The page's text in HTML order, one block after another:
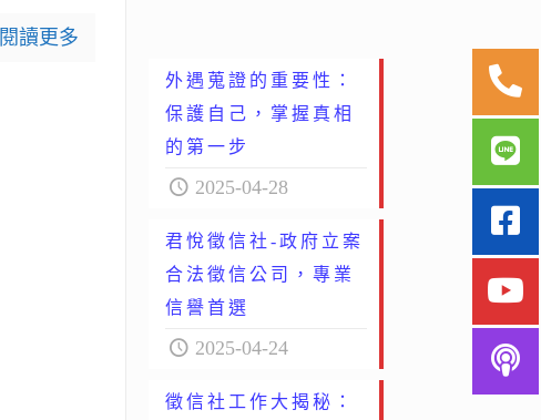
閱讀更多
外遇蒐證的重要性：
保護自己，掌握真相
的第一步
2025-04-28
君悅徵信社-政府立案
合法徵信公司，專業
信譽首選
2025-04-24
徵信社工作大揭秘：